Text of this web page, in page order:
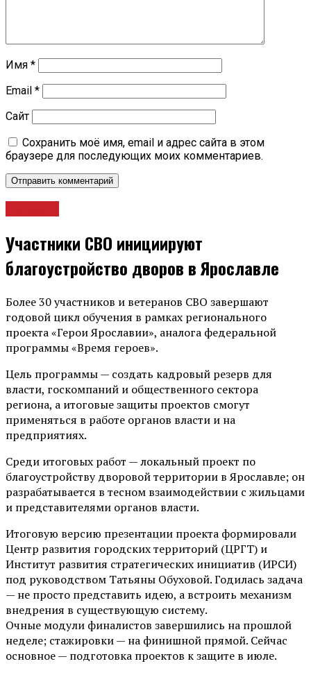
Имя *
Email *
Сайт
Сохранить моё имя, email и адрес сайта в этом
браузере для последующих моих комментариев.
Участники СВО инициируют
благоустройство дворов в Ярославле
Более 30 участников и ветеранов СВО завершают
годовой цикл обучения в рамках регионального
проекта «Герои Ярославии», аналога федеральной
программы «Время героев».
Цель программы — создать кадровый резерв для
власти, госкомпаний и общественного сектора
региона, а итоговые защиты проектов смогут
применяться в работе органов власти и на
предприятиях.
Среди итоговых работ — локальный проект по
благоустройству дворовой территории в Ярославле; он
разрабатывается в тесном взаимодействии с жильцами
и представителями органов власти.
Итоговую версию презентации проекта формировали
Центр развития городских территорий (ЦРГТ) и
Институт развития стратегических инициатив (ИРСИ)
под руководством Татьяны Обуховой. Годилась задача
— не просто представить идею, а встроить механизм
внедрения в существующую систему.
Очные модули финалистов завершились на прошлой
неделе; стажировки — на финишной прямой. Сейчас
основное — подготовка проектов к защите в июле.